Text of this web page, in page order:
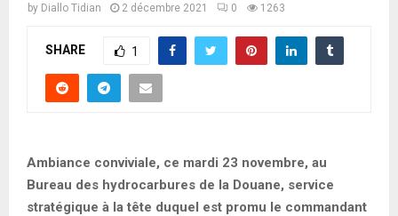
N
by Diallo Tidian 2 décembre 2021 0 1263
SHARE 1
Ambiance conviviale, ce mardi 23 novembre, au
Bureau des hydrocarbures de la Douane, service
stratégique à la tête duquel est promu le commandant